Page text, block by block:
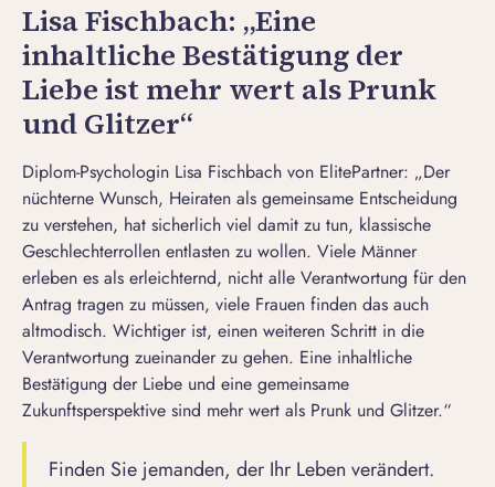
Lisa Fischbach: „Eine
inhaltliche Bestätigung der
Liebe ist mehr wert als Prunk
und Glitzer“
Diplom-Psychologin Lisa Fischbach von ElitePartner: „Der
nüchterne Wunsch, Heiraten als gemeinsame Entscheidung
zu verstehen, hat sicherlich viel damit zu tun, klassische
Geschlechterrollen entlasten zu wollen. Viele Männer
erleben es als erleichternd, nicht alle Verantwortung für den
Antrag tragen zu müssen, viele Frauen finden das auch
altmodisch. Wichtiger ist, einen weiteren Schritt in die
Verantwortung zueinander zu gehen. Eine inhaltliche
Bestätigung der Liebe und eine gemeinsame
Zukunftsperspektive sind mehr wert als Prunk und Glitzer.“
Finden Sie jemanden, der Ihr Leben verändert.